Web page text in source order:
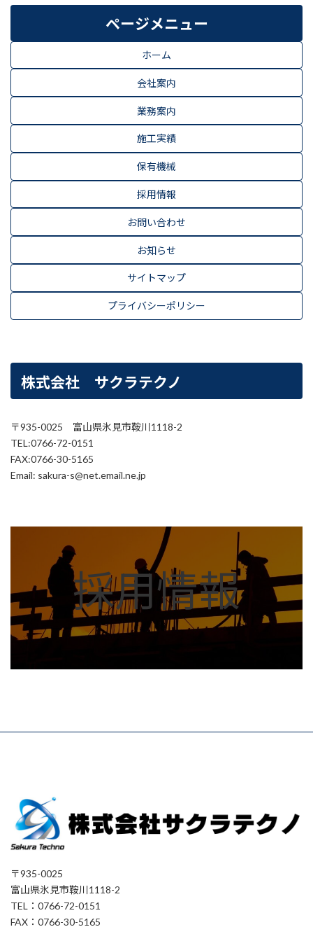
ページメニュー
ホーム
会社案内
業務案内
施工実績
保有機械
採用情報
お問い合わせ
お知らせ
サイトマップ
プライバシーポリシー
株式会社 サクラテクノ
〒935-0025 富山県氷見市鞍川1118-2
TEL:0766-72-0151
FAX:0766-30-5165
Email: sakura-s@net.email.ne.jp
採用情報
ク
〒935-0025
富山県氷見市鞍川1118-2
TEL：0766-72-0151
FAX：0766-30-5165